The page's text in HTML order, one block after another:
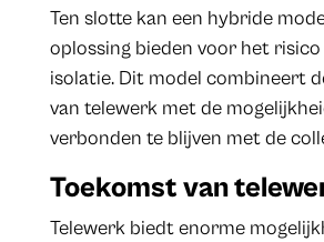
Ten slotte kan een hybride
oplossing bieden voor het
isolatie. Dit model combineert
van telewerk met de
verbonden te blijven met de
Toekomst van
Telewerk biedt enorme